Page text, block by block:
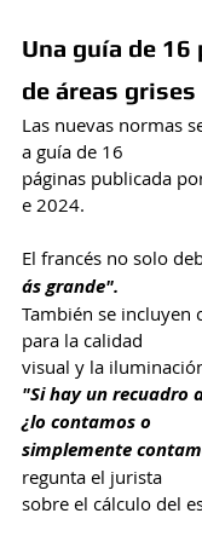
Una guía de
de áreas grises
Las nuevas normas
a guía de 16
páginas publicada
e 2024.
El francés no solo
ás grande".
También se incluyen
para la calidad
visual y la
"Si hay un recuadro
¿lo contamos o
simplemente
regunta el jurista
sobre el cálculo del